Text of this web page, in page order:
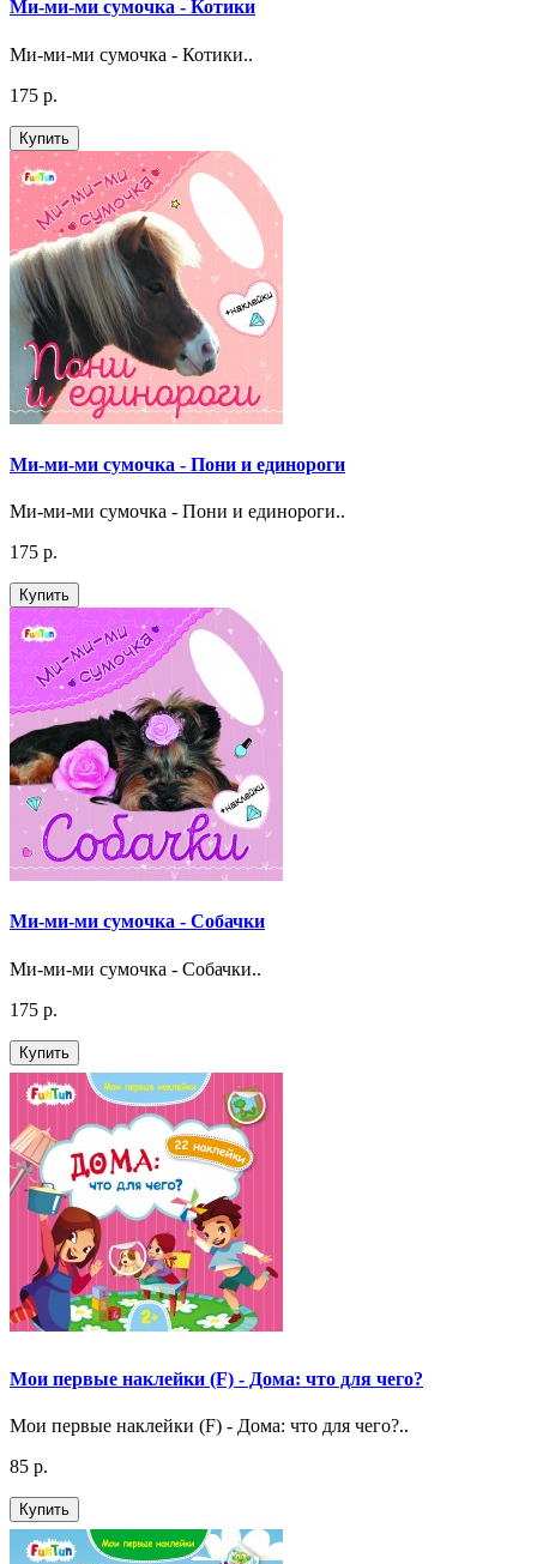
Ми-ми-ми сумочка - Котики
Ми-ми-ми сумочка - Котики..
175 р.
Купить
Ми-ми-ми сумочка - Пони и единороги
Ми-ми-ми сумочка - Пони и единороги..
175 р.
Купить
Ми-ми-ми сумочка - Собачки
Ми-ми-ми сумочка - Собачки..
175 р.
Купить
Мои первые наклейки (F) - Дома: что для чего?
Мои первые наклейки (F) - Дома: что для чего?..
85 р.
Купить